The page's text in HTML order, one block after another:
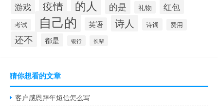
游戏 疫情 的人 的是 礼物 红包
考试 自己的 英语 诗人 诗词 费用
还不 都是 银行 长辈
猜你想看的文章
客户感恩拜年短信怎么写